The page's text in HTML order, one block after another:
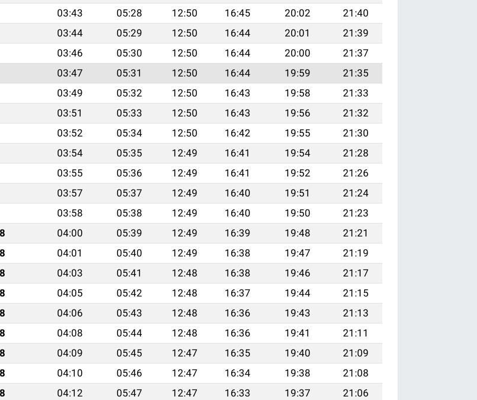
03:43 05:28 12:50 16:45 20:02
21:40
03:44 05:29 12:50 16:44 20:01
21:39
03:46 05:30 12:50 16:44 20:00
21:37
03:47 05:31 12:50 16:44 19:59
21:35
03:49 05:32 12:50 16:43 19:58
21:33
03:51 05:33 12:50 16:43 19:56
21:32
03:52 05:34 12:50 16:42 19:55
21:30
03:54 05:35 12:49 16:41 19:54
21:28
03:55 05:36 12:49 16:41 19:52
21:26
03:57 05:37 12:49 16:40 19:51
21:24
03:58 05:38 12:49 16:40 19:50
21:23
04:00 05:39 12:49 16:39 19:48
21:21
04:01 05:40 12:49 16:38 19:47
21:19
04:03 05:41 12:48 16:38 19:46
21:17
04:05 05:42 12:48 16:37 19:44
21:15
04:06 05:43 12:48 16:36 19:43
21:13
04:08 05:44 12:48 16:36 19:41
21:11
04:09 05:45 12:47 16:35 19:40
21:09
04:10 05:46 12:47 16:34 19:38
21:08
04:12 05:47 12:47 16:33 19:37
21:06